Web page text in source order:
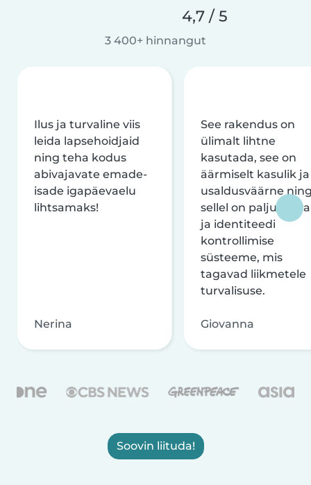
4,7 / 5
3 400+ hinnangut
Ilus ja turvaline viis
leida lapsehoidjaid
ning teha kodus
abivajavate emade-
isade igapäevaelu
lihtsamaks!
Nerina
See rakendus on
ülimalt lihtne
kasutada, see on
äärmiselt kasulik ja
usaldusväärne
sellel on palju
ja identiteedi
kontrollimise
süsteeme, mis
tagavad liikmetele
turvalisuse.
Giovanna
Soovin liituda!